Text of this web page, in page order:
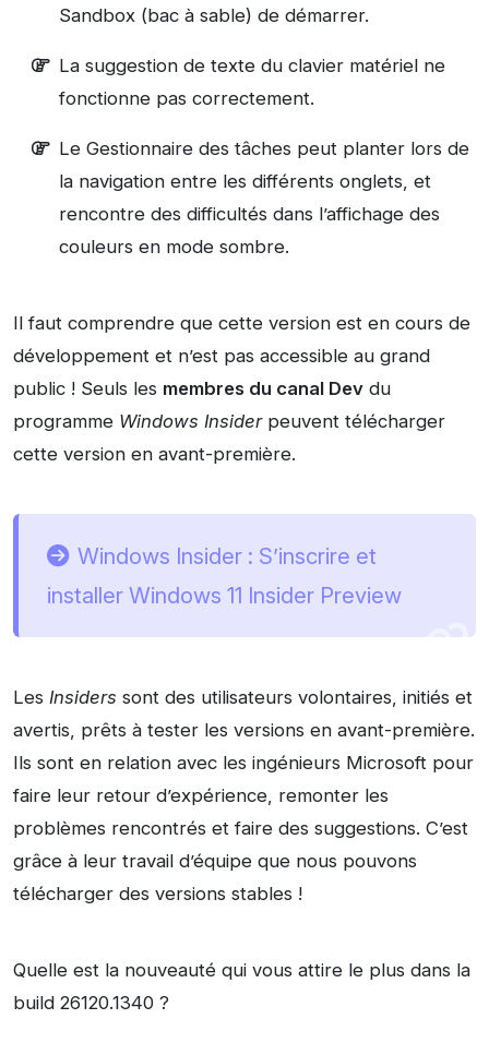
Sandbox (bac à sable) de démarrer.
La suggestion de texte du clavier matériel ne
fonctionne pas correctement.
Le Gestionnaire des tâches peut planter lors de
la navigation entre les différents onglets, et
rencontre des difficultés dans l’affichage des
couleurs en mode sombre.
Il faut comprendre que cette version est en cours de
développement et n’est pas accessible au grand
public ! Seuls les membres du canal Dev du
programme Windows Insiderpeuvent télécharger
cette version en avant-première.
Windows Insider : S’inscrire et
installer Windows 11 Insider Preview
Les Insiders sont des utilisateurs volontaires, initiés et
avertis, prêts à tester les versions en avant-première.
Ils sont en relation avec les ingénieurs Microsoft pour
faire leur retour d’expérience, remonter les
problèmes rencontrés et faire des suggestions. C’est
grâce à leur travail d’équipe que nous pouvons
télécharger des versions stables !
Quelle est la nouveauté qui vous attire le plus dans la
build 26120.1340 ?